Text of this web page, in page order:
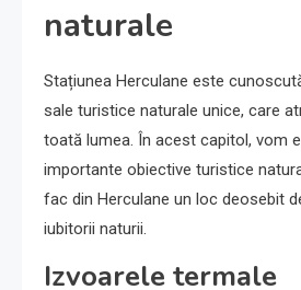
naturale
Stațiunea Herculane este
sale turistice naturale unice, care
toată lumea. În acest capitol, vom
importante obiective turistice
fac din Herculane un loc deosebit
iubitorii naturii.
Izvoarele termale